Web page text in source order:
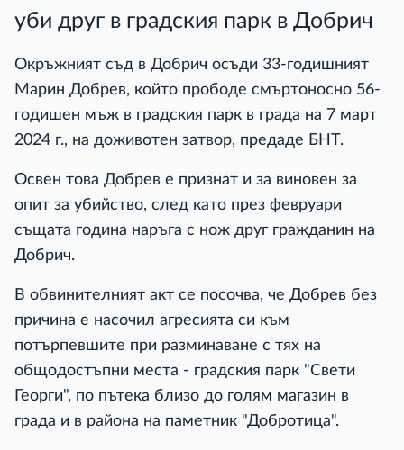
уби друг в градския парк в Добрич
Окръжният съд в Добрич осъди 33-годишният
Марин Добрев, който прободе смъртоносно 56-
годишен мъж в градския парк в града на 7 март
2024 г., на доживотен затвор, предаде БНТ.
Освен това Добрев е признат и за виновен за
опит за убийство, след като през февруари
същата година наръга с нож друг гражданин на
Добрич.
В обвинителният акт се посочва, че Добрев без
причина е насочил агресията си към
потърпевшите при разминаване с тях на
общодостъпни места - градския парк "Свети
Георги", по пътека близо до голям магазин в
града и в района на паметник "Добротица".